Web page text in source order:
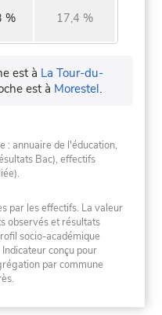
% 17,4 %
est à La Tour-du-
est à Morestel.
: annuaire de l'éducation,
Bac), effectifs
par les effectifs. La valeur
observés et résultats
socio-académique
conçu pour
par commune